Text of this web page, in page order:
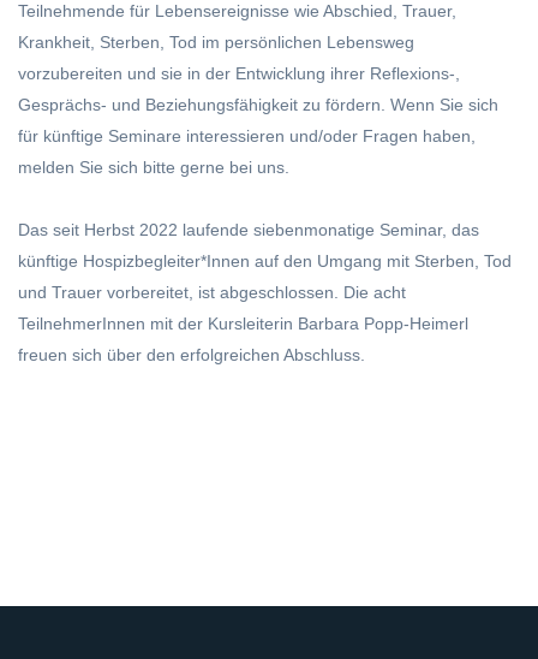
Teilnehmende für Lebensereignisse wie Abschied, Trauer,
Krankheit, Sterben, Tod im persönlichen Lebensweg
vorzubereiten und sie in der Entwicklung ihrer Reflexions-,
Gesprächs- und Beziehungsfähigkeit zu fördern. Wenn Sie sich
für künftige Seminare interessieren und/oder Fragen haben,
melden Sie sich bitte gerne bei uns.
Das seit Herbst 2022 laufende siebenmonatige Seminar, das
künftige Hospizbegleiter*Innen auf den Umgang mit Sterben, Tod
und Trauer vorbereitet, ist abgeschlossen. Die acht
TeilnehmerInnen mit der Kursleiterin Barbara Popp-Heimerl
freuen sich über den erfolgreichen Abschluss.